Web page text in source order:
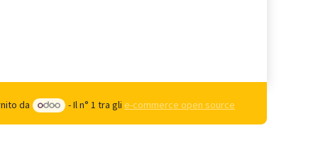
da - Il n° 1 tra gli e-commerce open source